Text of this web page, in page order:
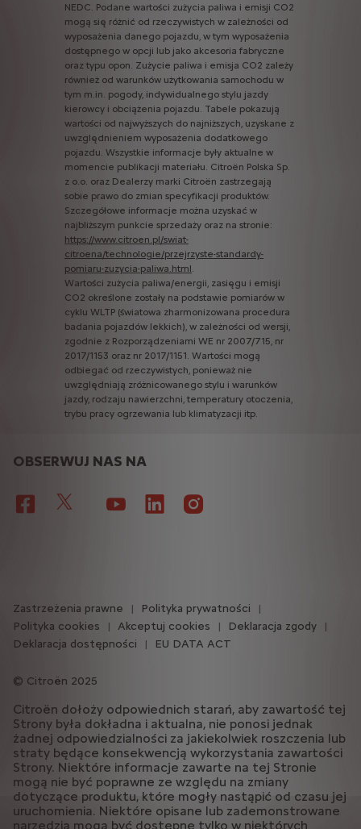
NEDC. Podane wartości zużycia paliwa i emisji CO2
mogą się różnić od rzeczywistych w zależności od
wyposażenia danego pojazdu, w tym wyposażenia
dostępnego w opcji lub jako akcesoria fabryczne
oraz typu opon. Zużycie paliwa i emisja CO2 zależy
również od warunków użytkowania samochodu w
tym m.in. pogody, indywidualnego stylu jazdy
kierowcy i obciążenia pojazdu. Tabele pokazują
wartości od najwyższych do najniższych, uzyskane z
uwzględnieniem wyposażenia dodatkowego
pojazdu. Wszystkie informacje były aktualne w
momencie publikacji materiału. Citroën Polska Sp.
z o.o. oraz Dealerzy marki Citroën zastrzegają
sobie prawo do zmian specyfikacji produktów.
Szczegółowe informacje można uzyskać w
najbliższym punkcie sprzedaży oraz na stronie:
https://www.citroen.pl/swiat-
citroena/technologie/przejrzyste-standardy-
pomiaru-zuzycia-paliwa.html.
Wartości zużycia paliwa/energii, zasięgu i emisji
CO2 określone zostały na podstawie pomiarów w
cyklu WLTP (światowa zharmonizowana procedura
badania pojazdów lekkich), w zależności od wersji,
zgodnie z Rozporządzeniami WE nr 2007/715, nr
2017/1153 oraz nr 2017/1151. Wartości mogą
odbiegać od rzeczywistych, ponieważ nie
uwzględniają zróżnicowanego stylu i warunków
jazdy, rodzaju nawierzchni, temperatury otoczenia,
trybu pracy ogrzewania lub klimatyzacji itp.
OBSERWUJ NAS NA
Citroën 2025
Zastrzeżenia prawne
Polityka prywatności
Polityka cookies
Akceptuj cookies
Deklaracja zgody
Deklaracja dostępności
EU DATA ACT
Citroën dołoży odpowiednich starań, aby zawartość tej
Strony była dokładna i aktualna, nie ponosi jednak
żadnej odpowiedzialności za jakiekolwiek roszczenia lub
straty będące konsekwencją wykorzystania zawartości
Strony. Niektóre informacje zawarte na tej Stronie
mogą nie być poprawne ze względu na zmiany
dotyczące produktu, które mogły nastąpić od czasu jej
uruchomienia. Niektóre opisane lub zademonstrowane
narzędzia mogą być dostępne tylko w niektórych